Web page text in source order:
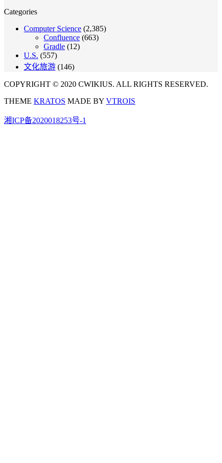
Categories
Computer Science (2,385)
Confluence (663)
Gradle (12)
U.S. (557)
文化旅游 (146)
COPYRIGHT © 2020 CWIKIUS. ALL RIGHTS RESERVED.
THEME KRATOS MADE BY VTROIS
湘ICP备2020018253号-1